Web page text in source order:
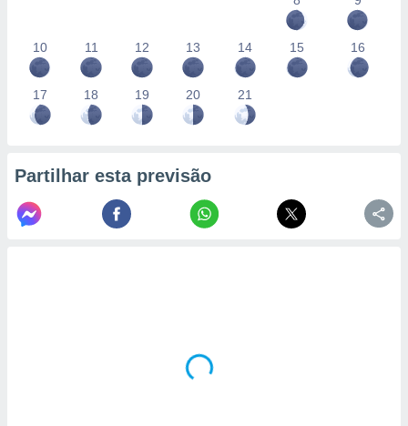
10 11 12 13 14 15 16
17 18 19 20 21
Partilhar esta previsão